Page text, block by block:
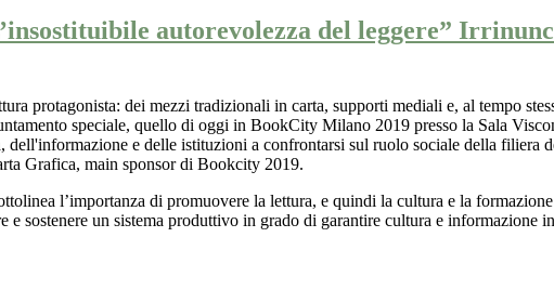
autorevolezza del leggere”
protagonista: dei mezzi tradizionali in carta, supporti mediali e, al tempo
speciale, quello di oggi in BookCity Milano 2019 presso la Sala
dell'informazione e delle istituzioni a confrontarsi sul ruolo sociale della filiera
Grafica, main sponsor di Bookcity 2019.
l’importanza di promuovere la lettura, e quindi la cultura e la
e sostenere un sistema produttivo in grado di garantire cultura e informazione